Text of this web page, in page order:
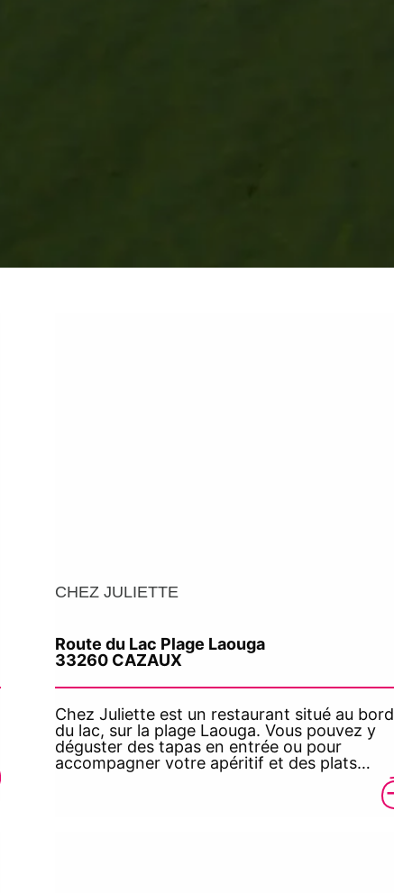
CHEZ JULIETTE
Route du Lac Plage Laouga
33260 CAZAUX
Chez Juliette est un restaurant situé au bord
du lac, sur la plage Laouga. Vous pouvez y
déguster des tapas en entrée ou pour
accompagner votre apéritif et des plats…